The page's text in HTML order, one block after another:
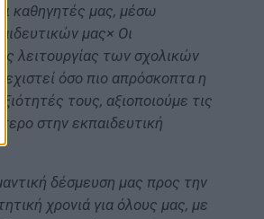
καθηγητές μας, μέσω
μας× Οι
λειτουργίας των σχολικών
όσο πιο απρόσκοπτα η
τους, αξιοποιούμε τις
στην εκπαιδευτική
δέσμευση μας προς την
χρονιά για όλους μας, με